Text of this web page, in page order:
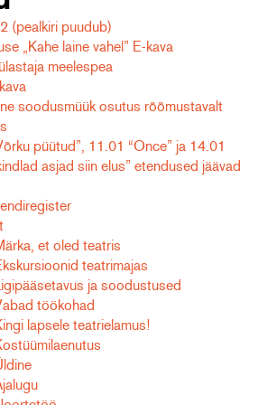
(pealkiri puudub)
„Kahe laine vahel” E-kava
meelespea
soodusmüük osutus rõõmustavalt
püütud”, 11.01 “Once” ja 14.01
asjad siin elus” etendused jäävad
et oled teatris
teatrimajas
Ligipääsetavus ja soodustused
töökohad
lapsele teatrielamus!